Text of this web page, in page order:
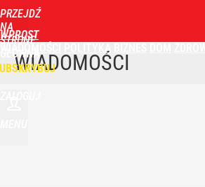
PRZEJDŹ
NA
STRONĘ
GŁÓWNĄ
WPROST
POLITYKA
WIADOMOŚCI